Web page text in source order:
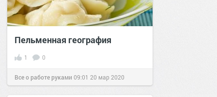
Пельменная география
1 0
Все о работе руками 09:01 20 мар 2020